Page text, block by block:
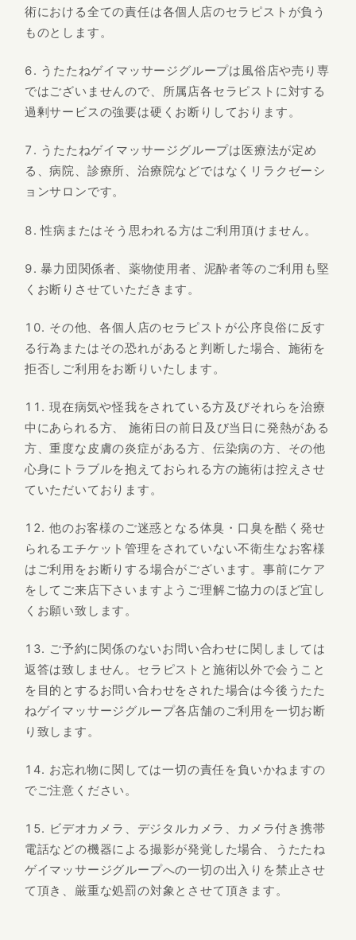
術における全ての責任は各個人店のセラピストが負う
ものとします。
うたたねゲイマッサージグループは風俗店や売り専
ではございませんので、所属店各セラピストに対する
過剰サービスの強要は硬くお断りしております。
うたたねゲイマッサージグループは医療法が定め
る、病院、診療所、治療院などではなくリラクゼーシ
ョンサロンです。
性病またはそう思われる方はご利用頂けません。
暴力団関係者、薬物使用者、泥酔者等のご利用も堅
くお断りさせていただきます。
その他、各個人店のセラピストが公序良俗に反す
る行為またはその恐れがあると判断した場合、施術を
拒否しご利用をお断りいたします。
現在病気や怪我をされている方及びそれらを治療
中にあられる方、 施術日の前日及び当日に発熱がある
方、重度な皮膚の炎症がある方、伝染病の方、その他
心身にトラブルを抱えておられる方の施術は控えさせ
ていただいております。
他のお客様のご迷惑となる体臭・口臭を酷く発せ
られるエチケット管理をされていない不衛生なお客様
はご利用をお断りする場合がございます。事前にケア
をしてご来店下さいますようご理解ご協力のほど宜し
くお願い致します。
ご予約に関係のないお問い合わせに関しましては
返答は致しません。セラピストと施術以外で会うこと
を目的とするお問い合わせをされた場合は今後うたた
ねゲイマッサージグループ各店舗のご利用を一切お断
り致します。
お忘れ物に関しては一切の責任を負いかねますの
でご注意ください。
ビデオカメラ、デジタルカメラ、カメラ付き携帯
電話などの機器による撮影が発覚した場合、うたたね
ゲイマッサージグループへの一切の出入りを禁止させ
て頂き、厳重な処罰の対象とさせて頂きます。